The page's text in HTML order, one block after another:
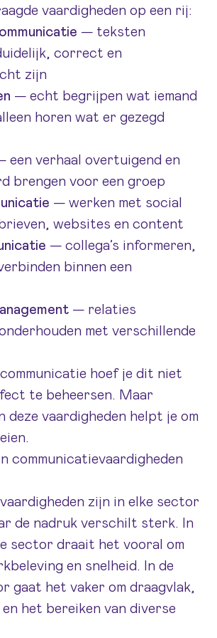
vaardigheden op een rij:
— teksten
correct en
zijn
— echt begrijpen wat iemand
horen wat er gezegd
een verhaal overtuigend en
brengen voor een groep
— werken met social
websites en content
— collega’s informeren,
binnen een
— relaties
met verschillende
hoef je dit niet
te beheersen. Maar
deze vaardigheden helpt je om
communicatievaardigheden
zijn in elke sector
de nadruk verschilt sterk. In
sector draait het vooral om
en snelheid. In de
gaat het vaker om draagvlak,
het bereiken van diverse